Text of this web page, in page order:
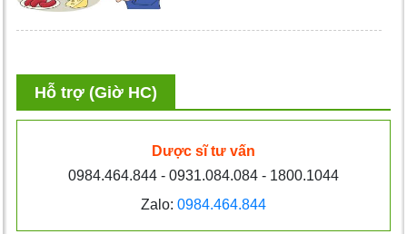
Hỗ trợ (Giờ HC)
Dược sĩ tư vấn
0984.464.844 - 0931.084.084 - 1800.1044
Zalo: 0984.464.844